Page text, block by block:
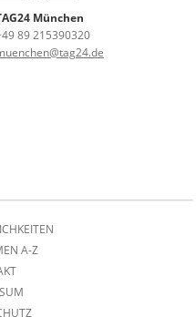
München
89 215390320
A-Z